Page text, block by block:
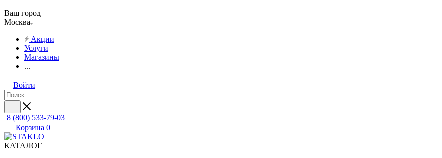
Ваш город
Москва
Акции
Услуги
Магазины
...
Войти
8 (800) 533-79-03
Корзина 0
КАТАЛОГ